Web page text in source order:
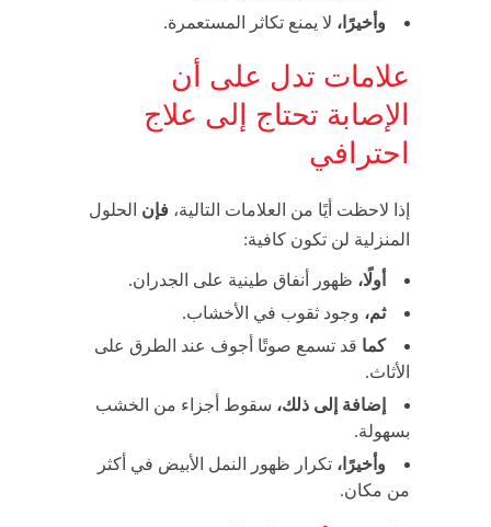
وأخيرًا، لا يمنع تكاثر المستعمرة.
علامات تدل على أن
الإصابة تحتاج إلى علاج
احترافي
إذا لاحظت أيًا من العلامات التالية، فإن الحلول
المنزلية لن تكون كافية:
أولًا، ظهور أنفاق طينية على الجدران.
ثم، وجود ثقوب في الأخشاب.
كما قد تسمع صوتًا أجوف عند الطرق على
الأثاث.
إضافة إلى ذلك، سقوط أجزاء من الخشب
بسهولة.
وأخيرًا، تكرار ظهور النمل الأبيض في أكثر
من مكان.